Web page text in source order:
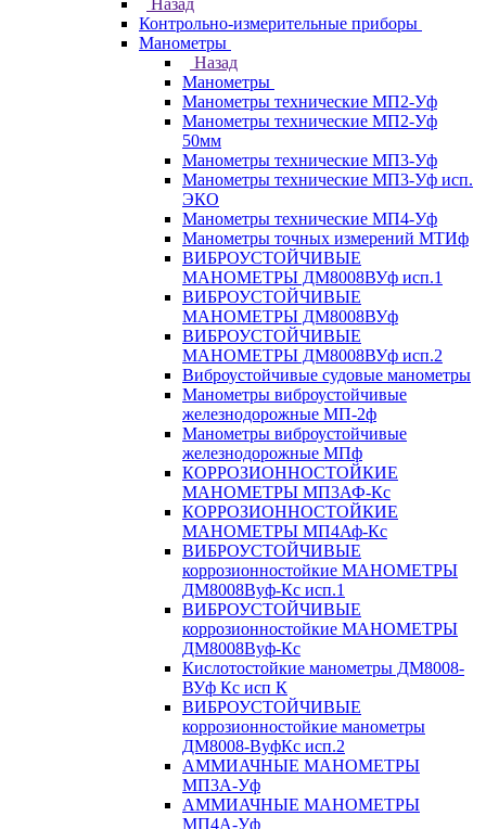
Назад
Контрольно-измерительные приборы
Манометры
Назад
Манометры
Манометры технические МП2-Уф
Манометры технические МП2-Уф
50мм
Манометры технические МП3-Уф
Манометры технические МП3-Уф исп.
ЭКО
Манометры технические МП4-Уф
Манометры точных измерений МТИф
ВИБРОУСТОЙЧИВЫЕ
МАНОМЕТРЫ ДМ8008ВУф исп.1
ВИБРОУСТОЙЧИВЫЕ
МАНОМЕТРЫ ДМ8008ВУф
ВИБРОУСТОЙЧИВЫЕ
МАНОМЕТРЫ ДМ8008ВУф исп.2
Виброустойчивые судовые манометры
Манометры виброустойчивые
железнодорожные МП-2ф
Манометры виброустойчивые
железнодорожные МПф
КОРРОЗИОННОСТОЙКИЕ
МАНОМЕТРЫ МП3АФ-Кс
КОРРОЗИОННОСТОЙКИЕ
МАНОМЕТРЫ МП4Аф-Кс
ВИБРОУСТОЙЧИВЫЕ
коррозионностойкие МАНОМЕТРЫ
ДМ8008Вуф-Кс исп.1
ВИБРОУСТОЙЧИВЫЕ
коррозионностойкие МАНОМЕТРЫ
ДМ8008Вуф-Кс
Кислотостойкие манометры ДМ8008-
ВУф Кс исп К
ВИБРОУСТОЙЧИВЫЕ
коррозионностойкие манометры
ДМ8008-ВуфКс исп.2
АММИАЧНЫЕ МАНОМЕТРЫ
МП3А-Уф
АММИАЧНЫЕ МАНОМЕТРЫ
МП4А-Уф